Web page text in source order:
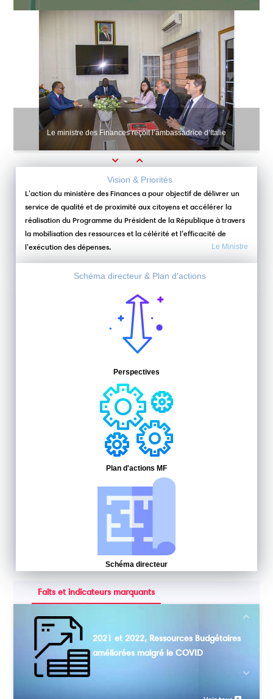
Le ministre des Finances reçoit l’ambassadrice d’Italie
Previous
Vision & Priorités
L’action du ministère des Finances a pour objectif de délivrer un
service de qualité et de proximité aux citoyens et accélérer la
réalisation du Programme du Président de la République à travers
la mobilisation des ressources et la célérité et l’efficacité de
l’exécution des dépenses.
Le Ministre
Schéma directeur & Plan d'actions
Perspectives
Plan d'actions MF
Schéma directeur
Faits et indicateurs marquants
2021 et 2022, Ressources Budgétaires
améliorées malgré le COVID